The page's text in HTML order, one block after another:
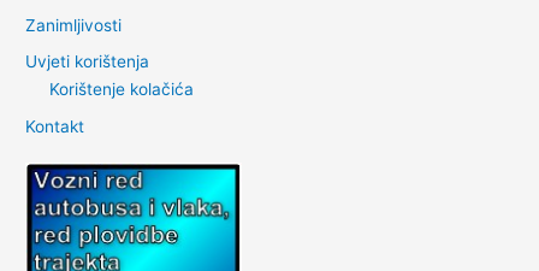
Zanimljivosti
Uvjeti korištenja
Korištenje kolačića
Kontakt